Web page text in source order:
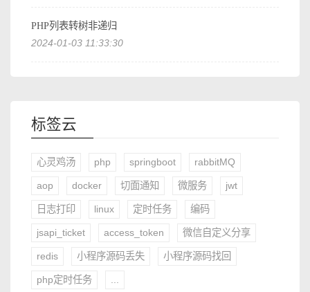
PHP列表转树非递归
2024-01-03 11:33:30
标签云
心灵鸡汤 php springboot rabbitMQ
aop docker 切面通知 微服务 jwt
日志打印 linux 定时任务 编码
jsapi_ticket access_token 微信自定义分享
redis 小程序源码丢失 小程序源码找回
php定时任务